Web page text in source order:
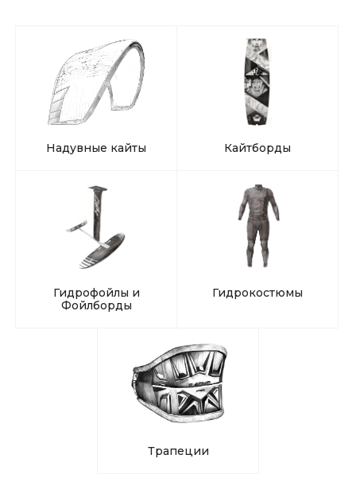
Надувные кайты Кайтборды
Гидрофойлы и
Фойлборды
Гидрокостюмы
Трапеции